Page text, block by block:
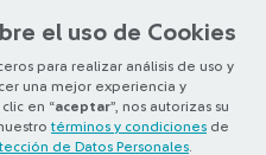
el uso de Cookies
para realizar análisis de uso y
una mejor experiencia y
en “aceptar”, nos autorizas su
términos y condiciones de
de Datos Personales
SURA 2026